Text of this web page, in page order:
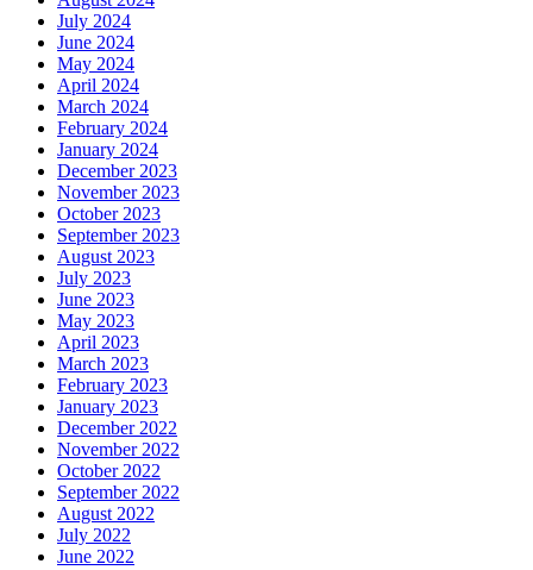
July 2024
June 2024
May 2024
April 2024
March 2024
February 2024
January 2024
December 2023
November 2023
October 2023
September 2023
August 2023
July 2023
June 2023
May 2023
April 2023
March 2023
February 2023
January 2023
December 2022
November 2022
October 2022
September 2022
August 2022
July 2022
June 2022